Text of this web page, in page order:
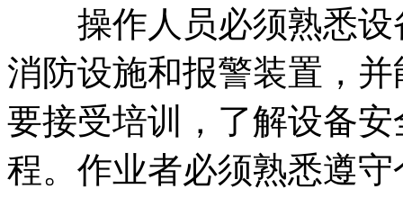
操作人员必须熟悉设
消防设施和报警装置，
要接受培训，了解设备
程。作业者必须熟悉遵